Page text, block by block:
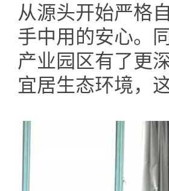
从源头开始严格
手中用的安心。
产业园区有了更
宜居生态环境，